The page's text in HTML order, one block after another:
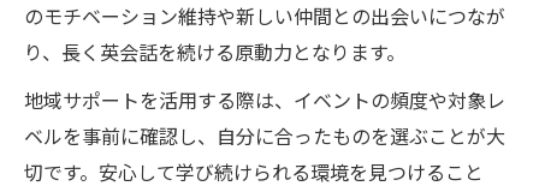
のモチベーション維持や新しい仲間との出会いにつなが
り、長く英会話を続ける原動力となります。
地域サポートを活用する際は、イベントの頻度や対象レ
ベルを事前に確認し、自分に合ったものを選ぶことが大
切です。安心して学び続けられる環境を見つけること